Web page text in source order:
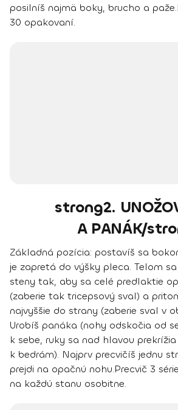
posilníš najmä boky, brucho a paže.
30 opakovaní.
strong2.
A PANÁK/
Základná pozícia: postavíš sa
je zapretá do výšky pleca. Telom
steny tak, aby sa celé predlaktie
(zaberie tak tricepsový sval) a
najvyššie do strany (zaberie sval v
Urobíš panáka (nohy odskočia od
k sebe, ruky sa nad hlavou
k bedrám). Najprv precvičíš jednu
prejdi na opačnú nohu.Precvič 3
na každú stanu osobitne.